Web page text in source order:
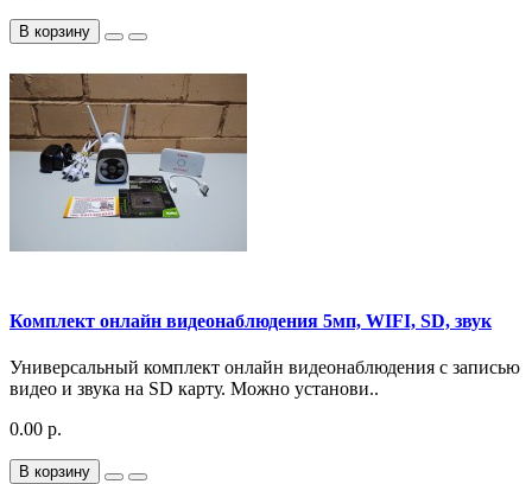
В корзину
Комплект онлайн видеонаблюдения 5мп, WIFI, SD, звук
Универсальный комплект онлайн видеонаблюдения с записью
видео и звука на SD карту. Можно установи..
0.00 р.
В корзину